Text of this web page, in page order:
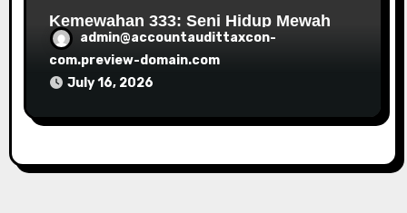
Kemewahan 333: Seni Hidup Mewah
dan Memanjakan Diri dalam Hal-Hal
yang Lebih Baik
admin@accountaudittaxcon-
com.preview-domain.com
July 16, 2026